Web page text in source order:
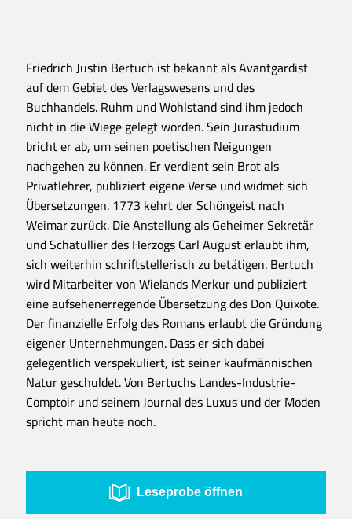
Friedrich Justin Bertuch ist bekannt als Avantgardist
auf dem Gebiet des Verlagswesens und des
Buchhandels. Ruhm und Wohlstand sind ihm jedoch
nicht in die Wiege gelegt worden. Sein Jurastudium
bricht er ab, um seinen poetischen Neigungen
nachgehen zu können. Er verdient sein Brot als
Privatlehrer, publiziert eigene Verse und widmet sich
Übersetzungen. 1773 kehrt der Schöngeist nach
Weimar zurück. Die Anstellung als Geheimer Sekretär
und Schatullier des Herzogs Carl August erlaubt ihm,
sich weiterhin schriftstellerisch zu betätigen. Bertuch
wird Mitarbeiter von Wielands Merkur und publiziert
eine aufsehenerregende Übersetzung des Don Quixote.
Der finanzielle Erfolg des Romans erlaubt die Gründung
eigener Unternehmungen. Dass er sich dabei
gelegentlich verspekuliert, ist seiner kaufmännischen
Natur geschuldet. Von Bertuchs Landes-Industrie-
Comptoir und seinem Journal des Luxus und der Moden
spricht man heute noch.
Leseprobe öffnen